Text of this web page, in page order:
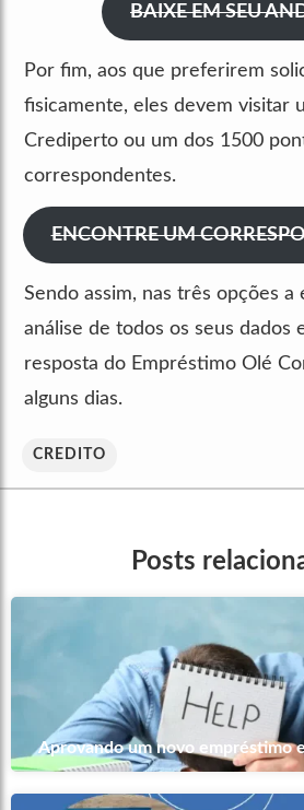
BAIXE EM SEU
Por fim, aos que preferirem
fisicamente, eles devem visitar
Crediperto ou um dos 1500
correspondentes.
ENCONTRE UM
Sendo assim, nas três opções a
análise de todos os seus dados
resposta do Empréstimo Olé
alguns dias.
CREDITO
Posts
Aprovando um novo empréstimo